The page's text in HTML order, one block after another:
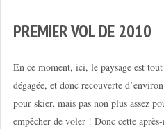
PREMIER VOL DE 2010
En ce moment, ici, le paysage est
dégagée, et donc recouverte
pour skier, mais pas non plus assez
empêcher de voler ! Donc cette